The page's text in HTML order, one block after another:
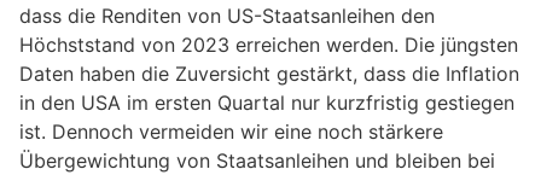
dass die Renditen von US-Staatsanleihen den
Höchststand von 2023 erreichen werden. Die jüngsten
Daten haben die Zuversicht gestärkt, dass die Inflation
in den USA im ersten Quartal nur kurzfristig gestiegen
ist. Dennoch vermeiden wir eine noch stärkere
Übergewichtung von Staatsanleihen und bleiben bei